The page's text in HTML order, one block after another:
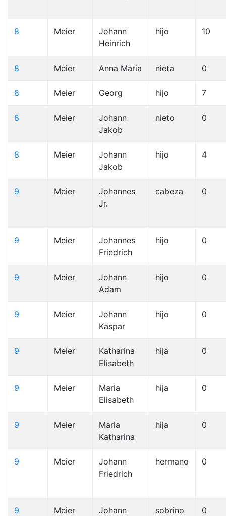
8 Meier
Johann
Heinrich
hijo 10
8 Meier Anna Maria nieta 0
8 Meier Georg hijo 7
8 Meier
Johann
Jakob
nieto 0
8 Meier
Johann
Jakob
hijo 4
9 Meier
Johannes
Jr.
cabeza 0
9 Meier
Johannes
Friedrich
hijo 0
9 Meier
Johann
Adam
hijo 0
9 Meier
Johann
Kaspar
hijo 0
9 Meier
Katharina
Elisabeth
hija 0
9 Meier
Maria
Elisabeth
hija 0
9 Meier
Maria
Katharina
hija 0
9 Meier
Johann
Friedrich
hermano 0
9 Meier
Johann
sobrino 0